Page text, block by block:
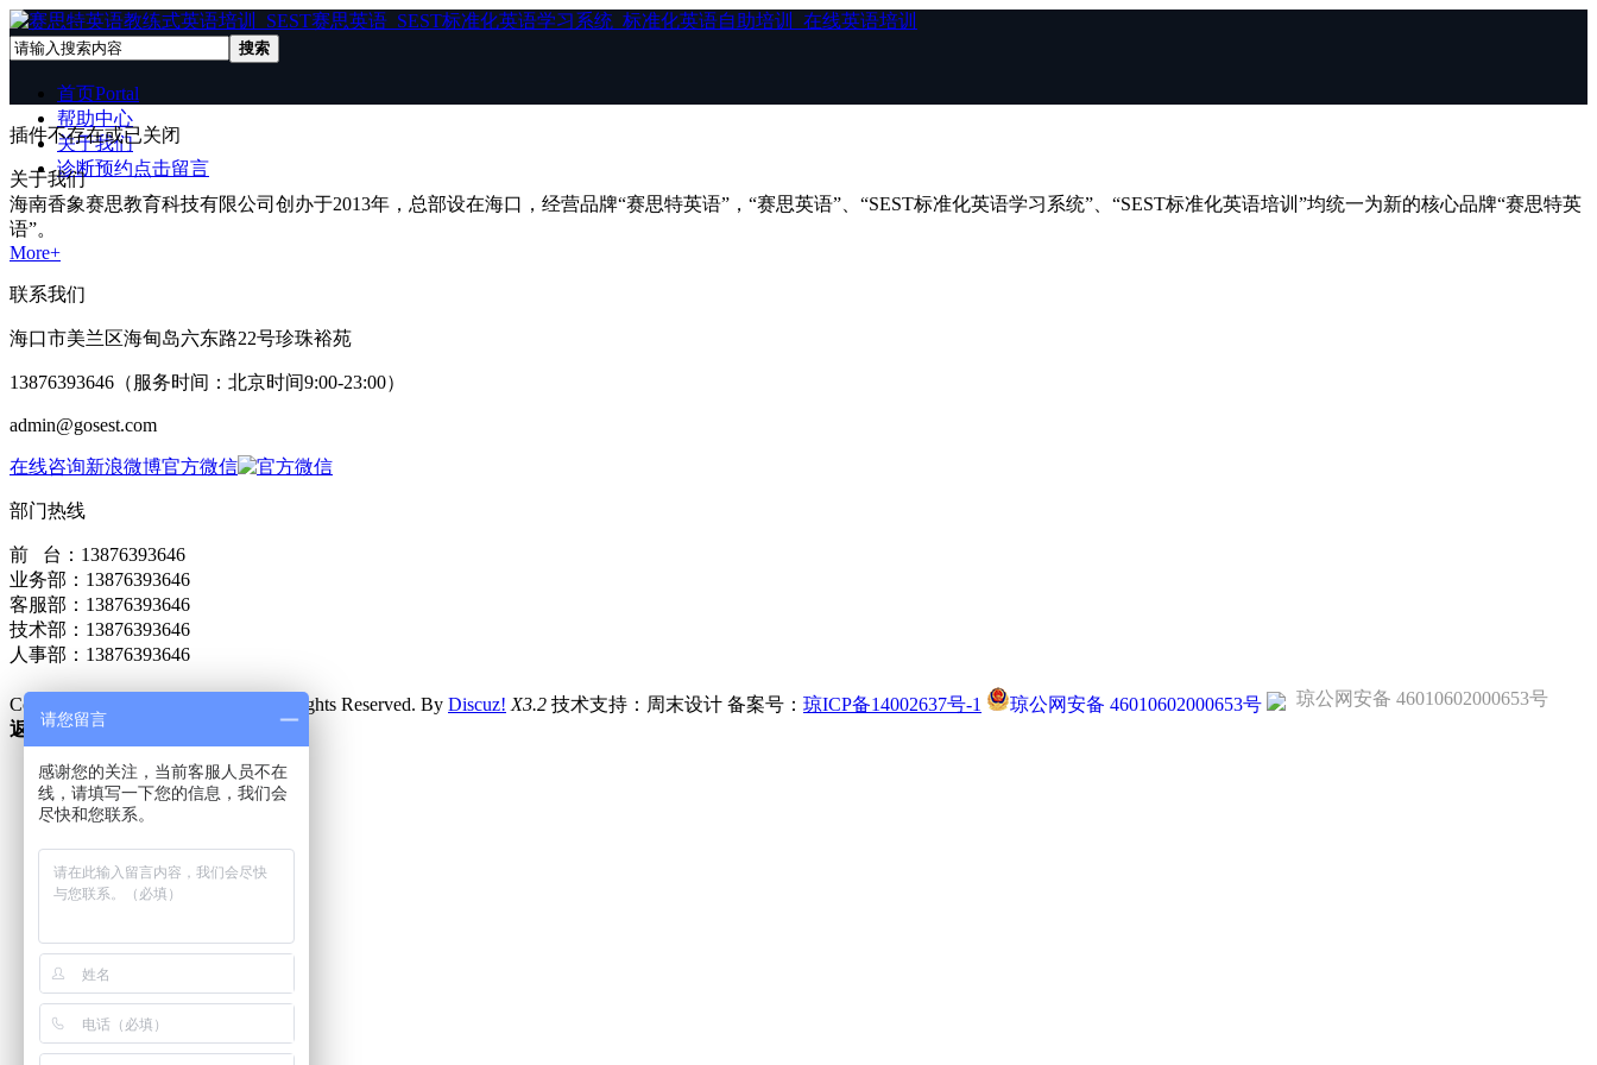
搜索
首页Portal
帮助中心
关于我们
诊断预约点击留言
插件不存在或已关闭
关于我们
海南香象赛思教育科技有限公司创办于2013年，总部设在海口，经营品牌“赛思特英语”，“赛思英语”、“SEST标准化英语学习系统”、“SEST标准化英语培训”均统一为新的核心品牌“赛思特英
语”。
More+
联系我们
海口市美兰区海甸岛六东路22号珍珠裕苑
13876393646 （服务时间：北京时间9:00-23:00）
admin@gosest.com
在线咨询新浪微博官方微信
部门热线
前 台：13876393646
业务部：13876393646
客服部：13876393646
技术部：13876393646
人事部：13876393646
Copyright © 2016 All Rights Reserved. By Discuz! X3.2 技术支持：周末设计 备案号： 琼ICP备14002637号-1 琼公网安备 46010602000653号
琼公网安备 46010602000653号
返回顶部
请您留言
感谢您的关注，当前客服人员不在
线，请填写一下您的信息，我们会
尽快和您联系。